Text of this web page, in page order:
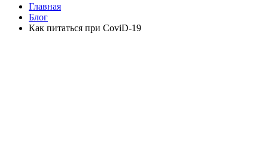
Главная
Блог
Как питаться при CoviD-19